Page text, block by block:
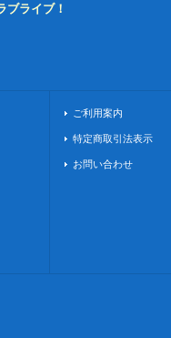
ブライブ！
ご利用案内
特定商取引法表示
お問い合わせ